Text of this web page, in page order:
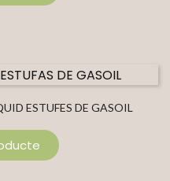
ESTUFES DE GASOIL